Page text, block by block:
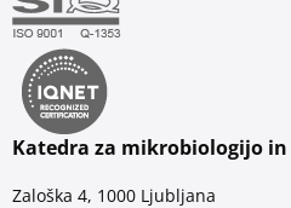
Katedra za mikrobiologijo
Zaloška 4, 1000 Ljubljana